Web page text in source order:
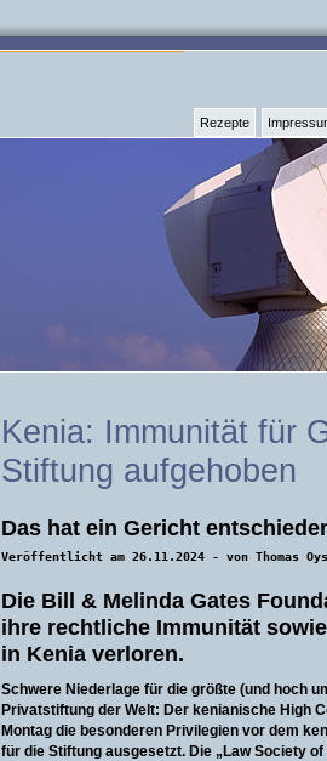
Rezepte
Kenia: Immunität für
Stiftung aufgehoben
Das hat ein Gericht
Veröffentlicht am 26.11.2024 - von Thomas
Die Bill & Melinda Gates
ihre rechtliche Immunität
in Kenia verloren.
Schwere Niederlage für die größte (und hoch
Privatstiftung der Welt: Der kenianische High
Montag die besonderen Privilegien vor dem
für die Stiftung ausgesetzt. Die „Law Society